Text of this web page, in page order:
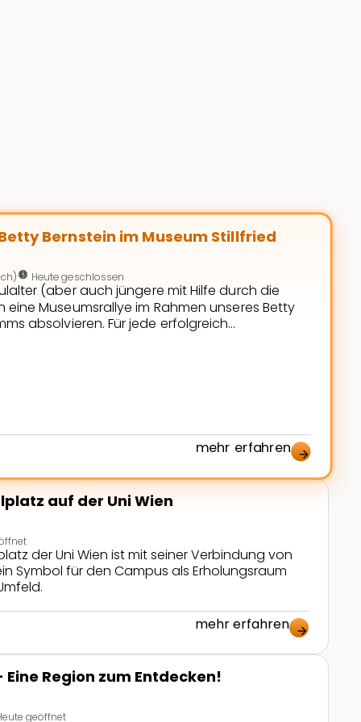
Bernstein im Museum Stillfried
nest_clock_farsight_analog Heute geschlossen
(aber auch jüngere mit Hilfe durch die
Museumsrallye im Rahmen unseres Betty
absolvieren. Für jede erfolgreich
mehr erfahren arrow_forward
auf der Uni Wien
der Uni Wien ist mit seiner Verbindung von
Symbol für den Campus als Erholungsraum
mehr erfahren arrow_forward
Region zum Entdecken!
geöffnet